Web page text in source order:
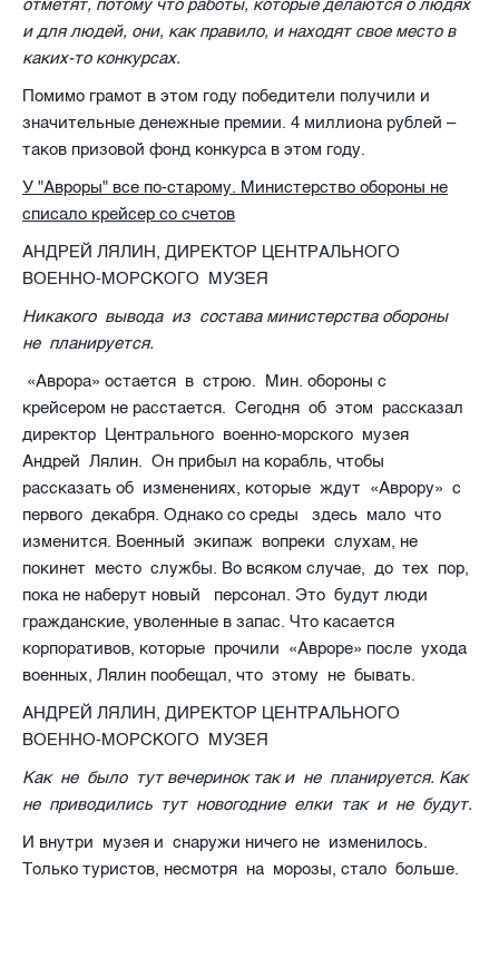
отметят, потому что работы, которые делаются о людях
и для людей, они, как правило, и находят свое место в
каких-то конкурсах.
Помимо грамот в этом году победители получили и
значительные денежные премии. 4 миллиона рублей –
таков призовой фонд конкурса в этом году.
У "Авроры" все по-старому. Министерство обороны не
списало крейсер со счетов
АНДРЕЙ ЛЯЛИН, ДИРЕКТОР ЦЕНТРАЛЬНОГО
ВОЕННО-МОРСКОГО МУЗЕЯ
Никакого вывода из состава министерства обороны
не планируется.
«Аврора» остается в строю. Мин. обороны с
крейсером не расстается. Сегодня об этом рассказал
директор Центрального военно-морского музея
Андрей Лялин. Он прибыл на корабль, чтобы
рассказать об изменениях, которые ждут «Аврору» с
первого декабря. Однако со среды здесь мало что
изменится. Военный экипаж вопреки слухам, не
покинет место службы. Во всяком случае, до тех пор,
пока не наберут новый
персонал. Это будут люди
гражданские, уволенные в запас. Что касается
корпоративов, которые прочили «Авроре» после ухода
военных, Лялин пообещал, что этому не бывать.
АНДРЕЙ ЛЯЛИН, ДИРЕКТОР ЦЕНТРАЛЬНОГО
ВОЕННО-МОРСКОГО МУЗЕЯ
Как не было тут вечеринок так и не планируется. Как
не приводились тут новогодние елки так и не будут.
И внутри музея и снаружи ничего не изменилось.
Только туристов, несмотря на морозы, стало больше.